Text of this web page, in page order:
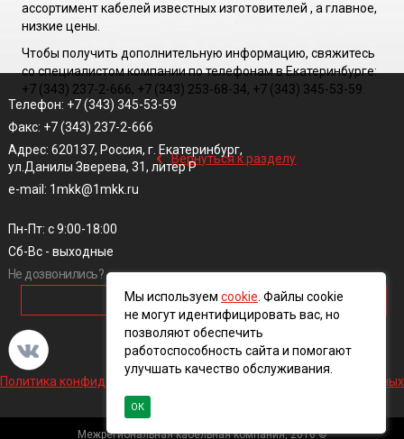
ассортимент кабелей известных изготовителей , а главное,
низкие цены.
Чтобы получить дополнительную информацию, свяжитесь
со специалистом компании по телефонам в Екатеринбурге:
+7 (343) 237-2-666, +7 (343) 253-68-34, +7 (343) 345-53-59.
‹ Вернуться к разделу
Телефон: +7 (343) 345-53-59
Факс: +7 (343) 237-2-666
Адрес: 620137, Россия, г. Екатеринбург,
ул.Данилы Зверева, 31, литер Р
e-mail: 1mkk@1mkk.ru
Пн-Пт: с 9:00-18:00
Сб-Вс - выходные
Не дозвонились?
ОБРАТНЫЙ ЗВОНОК
Политика конфиденциальности и обработки персональных данных
Межрегиональная кабельная компания, 2016 ©
Мы используем cookie . Файлы cookie
не могут идентифицировать вас, но
позволяют обеспечить
работоспособность сайта и помогают
улучшать качество обслуживания.
ОК